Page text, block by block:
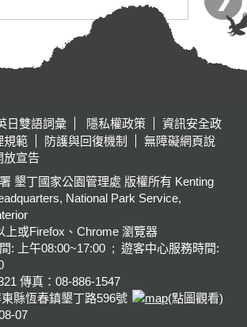
日雙語詞彙 隱私權政策
資訊安全政
規範 防護與回復機制
無障礙網頁說
放宣告
墾丁國家公園管理處 版權所有 Kenting
National Park Service,
上或Firefox、Chrome 瀏覽器
: 上午08:00~17:00 ; 遊客中心服務時間:
傳真：08-886-1547
東縣恆春鎮墾丁路596號
(點圖觀看)
07